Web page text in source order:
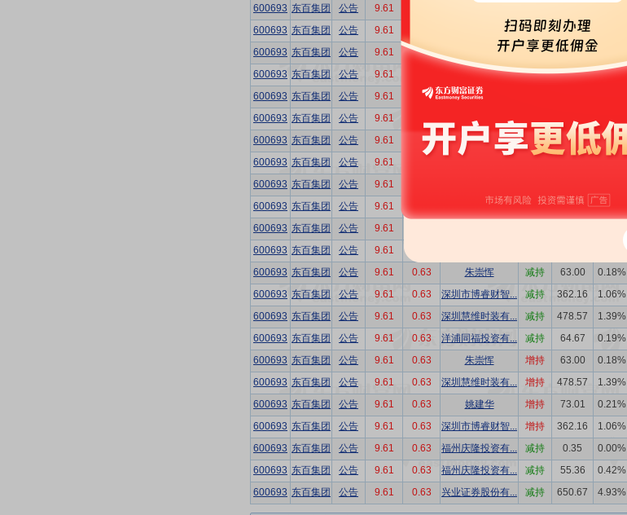
600693 东百集团 公告 9.61
600693 东百集团 公告 9.61 福建丰琪投资有... 增持 474.40
600693 东百集团 公告 9.61 0.63 福建丰琪投资有... 增持 1372.59
600693 东百集团 公告 9.61 福建丰琪投资有... 增持 355.10 1.03%
600693 东百集团 公告 9.61 0.63 福建丰琪投资有...
600693 东百集团 公告 9.61 福建丰琪投资有... 467.69 1.36%
600693 东百集团 公告 9.61 0.63 福建丰琪投资有... 增持 62.56 0.18%
600693 东百集团 公告 9.61
600693 东百集团 公告 9.61
600693 东百集团 公告 9.61 福建丰琪投资有... 增持 274.08 0.80%
600693 东百集团 公告 9.61
600693 东百集团 公告 9.61 2.33%
600693 东百集团 公告 9.61 0.63 朱崇恽 减持 63.00 0.18%
600693 东百集团 公告 9.61 0.63 深圳市博睿财智... 减持 362.16 1.06%
600693 东百集团 公告 9.61 0.63 深圳慧维时装有... 减持 478.57 1.39%
600693 东百集团 公告 9.61 0.63 洋浦同福投资有... 减持 64.67 0.19%
600693 东百集团 公告 9.61 0.63 朱崇恽 增持 63.00 0.18%
600693 东百集团 公告 9.61 0.63 深圳慧维时装有... 增持 478.57 1.39%
600693 东百集团 公告 9.61 0.63 姚建华 增持 73.01 0.21%
600693 东百集团 公告 9.61 0.63 深圳市博睿财智... 增持 362.16 1.06%
600693 东百集团 公告 9.61 0.63 福州庆隆投资有... 减持 0.35 0.00%
600693 东百集团 公告 9.61 0.63 福州庆隆投资有... 减持 55.36 0.42%
600693 东百集团 公告 9.61 0.63 兴业证券股份有... 减持 650.67 4.93%